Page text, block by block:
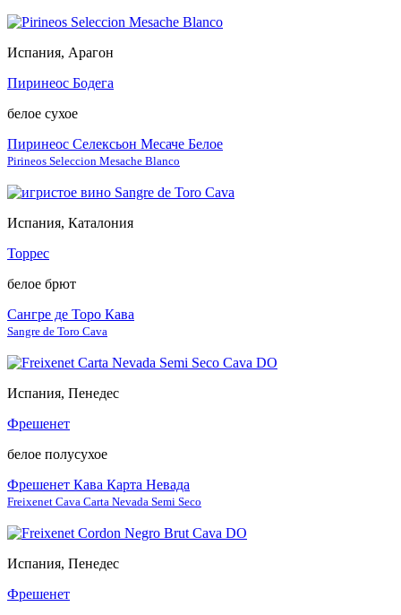
Испания, Арагон
Пиринеос Бодега
белое сухое
Пиринеос Селексьон Месаче Белое
Pirineos Seleccion Mesache Blanco
Испания, Каталония
Торрес
белое брют
Сангре де Торо Кава
Sangre de Toro Cava
Испания, Пенедес
Фрешенет
белое полусухое
Фрешенет Кава Карта Невада
Freixenet Cava Carta Nevada Semi Seco
Испания, Пенедес
Фрешенет